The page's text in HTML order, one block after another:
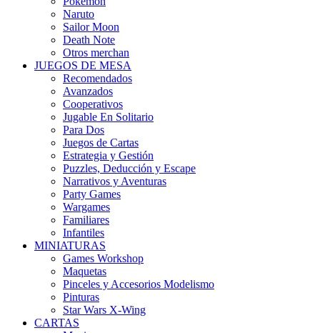
Naruto
Sailor Moon
Death Note
Otros merchan
JUEGOS DE MESA
Recomendados
Avanzados
Cooperativos
Jugable En Solitario
Para Dos
Juegos de Cartas
Estrategia y Gestión
Puzzles, Deducción y Escape
Narrativos y Aventuras
Party Games
Wargames
Familiares
Infantiles
MINIATURAS
Games Workshop
Maquetas
Pinceles y Accesorios Modelismo
Pinturas
Star Wars X-Wing
CARTAS